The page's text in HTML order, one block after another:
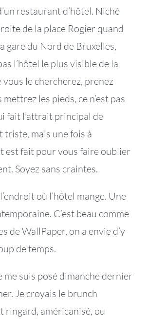
restaurant d’hôtel. Niché
de la place Rogier quand
gare du Nord de Bruxelles,
l’hôtel le plus visible de la
vous le chercherez, prenez
les pieds, ce n’est pas
fait l’attrait principal de
triste, mais une fois à
est fait pour vous faire oublier
Soyez sans craintes.
où l’hôtel mange. Une
C’est beau comme
de WallPaper, on a envie d’y
de temps.
me suis posé dimanche dernier
Je croyais le brunch
ringard, américanisé, ou